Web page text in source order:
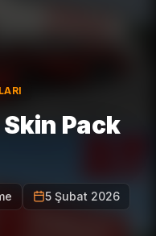
Pack
5 Şubat 2026